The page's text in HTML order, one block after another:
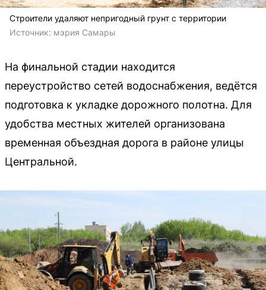
Строители удаляют непригодный грунт с территории
Источник: мэрия Самары
На финальной стадии находится
переустройство сетей водоснабжения, ведётся
подготовка к укладке дорожного полотна. Для
удобства местных жителей организована
временная объездная дорога в районе улицы
Центральной.